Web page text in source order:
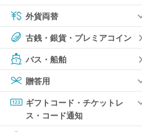
外貨両替
古銭・銀貨・プレミアコイン
バス・船舶
贈答用
ギフトコード・チケットレ
ス・コード通知